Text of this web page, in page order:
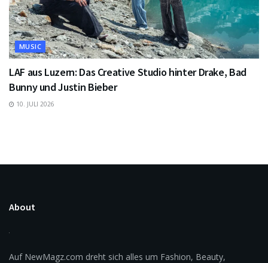
MUSIC
LAF aus Luzern: Das Creative Studio hinter Drake, Bad
Bunny und Justin Bieber
10. JULI 2026
About
Auf NewMagz.com dreht sich alles um Fashion, Beauty,